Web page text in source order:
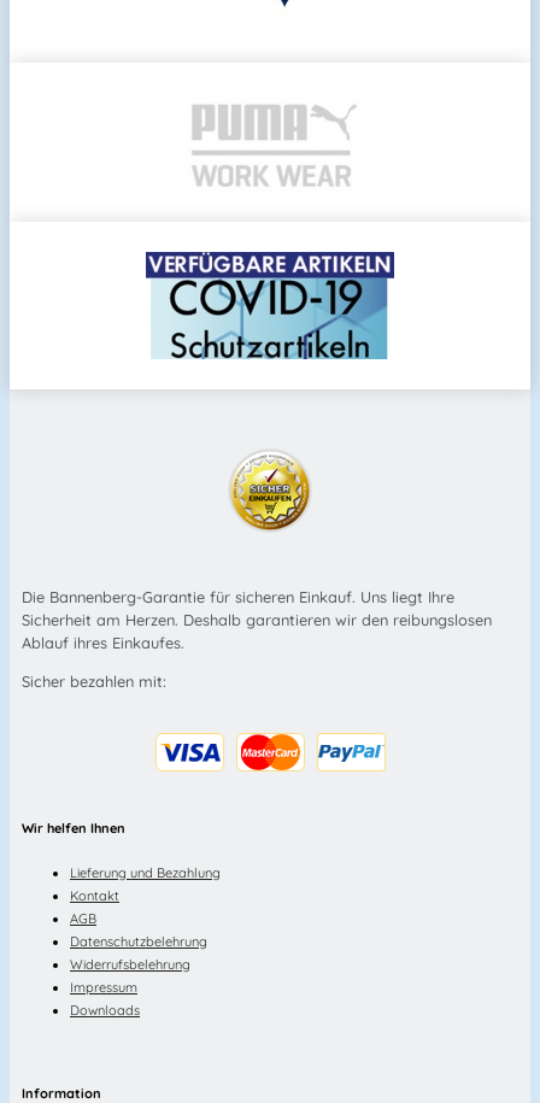
Die Bannenberg-Garantie für sicheren Einkauf. Uns liegt Ihre
Sicherheit am Herzen. Deshalb garantieren wir den reibungslosen
Ablauf ihres Einkaufes.
Sicher bezahlen mit:
Wir helfen Ihnen
Lieferung und Bezahlung
Kontakt
AGB
Datenschutzbelehrung
Widerrufsbelehrung
Impressum
Downloads
Information